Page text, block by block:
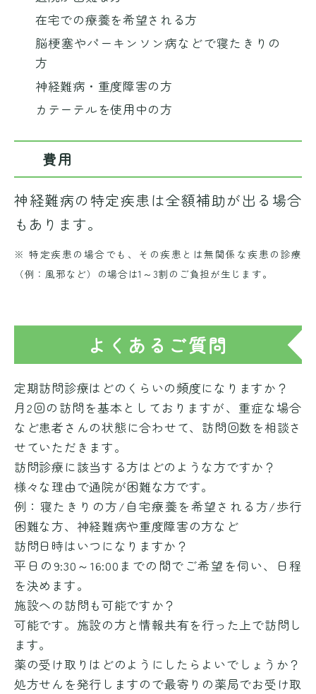
在宅での療養を希望される方
脳梗塞やパーキンソン病などで寝たきりの
方
神経難病・重度障害の方
カテーテルを使用中の方
費用
神経難病の特定疾患は全額補助が出る場合
もあります。
※ 特定疾患の場合でも、その疾患とは無関係な疾患の診療
（例：風邪など）の場合は1～3割のご負担が生じます。
よくあるご質問
定期訪問診療はどのくらいの頻度になりますか？
月2回の訪問を基本としておりますが、重症な場合
など患者さんの状態に合わせて、訪問回数を相談さ
せていただきます。
訪問診療に該当する方はどのような方ですか？
様々な理由で通院が困難な方です。
例：寝たきりの方/自宅療養を希望される方/歩行
困難な方、神経難病や重度障害の方など
訪問日時はいつになりますか？
平日の9:30～16:00までの間でご希望を伺い、日程
を決めます。
施設への訪問も可能ですか？
可能です。施設の方と情報共有を行った上で訪問し
ます。
薬の受け取りはどのようにしたらよいでしょうか？
処方せんを発行しますので最寄りの薬局でお受け取